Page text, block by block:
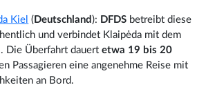
Kiel ( Deutschland ): DFDS betreibt diese
und verbindet Klaipėda mit dem
Die Überfahrt dauertetwa 19 bis 20
Passagieren eine angenehme Reise mit
an Bord.